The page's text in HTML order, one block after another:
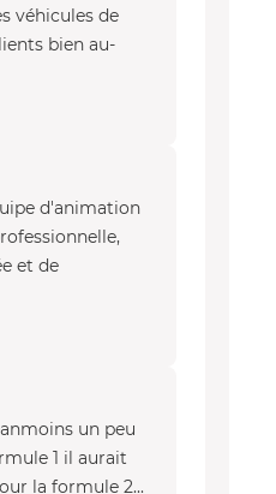
véhicules de
bien au-
d'animation
et de
un peu
1 il aurait
la formule 2...